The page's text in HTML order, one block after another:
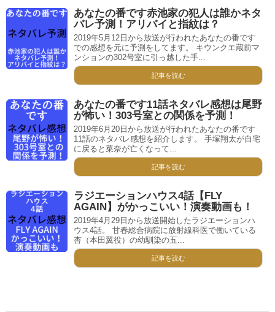
あなたの番です赤池家の犯人は誰かネタ
バレ予測！アリバイと指紋は？
2019年5月12日から放送が行われたあなたの番です
での感想を元に予測をしてます。 キウンクエ蔵前マ
ンションの302号室に引っ越した手...
記事を読む
あなたの番です11話ネタバレ感想は尾野
が怖い！303号室との関係を予測！
2019年6月20日から放送が行われたあなたの番です
11話のネタバレ感想を紹介します。 手塚翔太が自宅
に戻ると菜奈が亡くなって...
記事を読む
ラジエーションハウス4話【FLY
AGAIN】がかっこいい！演奏動画も！
2019年4月29日から放送開始したラジエーションハ
ウス4話。 甘春総合病院に放射線科医で働いている
杏（本田翼役）の幼馴染の五...
記事を読む